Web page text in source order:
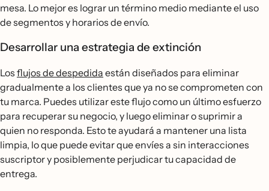
mesa. Lo mejor es lograr un término medio mediante el uso
de segmentos y horarios de envío.
Desarrollar una estrategia de extinción
Los flujos de despedida están diseñados para eliminar
gradualmente a los clientes que ya no se comprometen con
tu marca. Puedes utilizar este flujo como un último esfuerzo
para recuperar su negocio, y luego eliminar o suprimir a
quien no responda. Esto te ayudará a mantener una lista
limpia, lo que puede evitar que envíes a sin interacciones
suscriptor y posiblemente perjudicar tu capacidad de
entrega.